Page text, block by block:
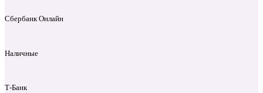
Сбербанк Онлайн
Наличные
Т‑Банк